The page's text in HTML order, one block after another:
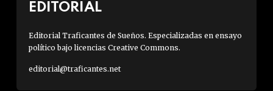
EDITORIAL
Editorial Traficantes de Sueños. Especializadas en ensayo
político bajo licencias Creative Commons.
editorial@traficantes.net